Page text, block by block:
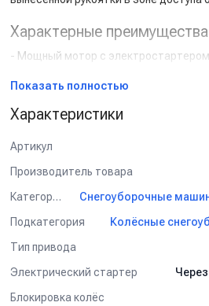
Характерные
- Мощный мотор с электростартером
- 2 регулируемых по высоте полоза на
- Подогреваемые рукоятки.
видимости.
- Привод ходовой части с 6
- Колеса с зимним протектором шин.
- Защита от перегрузки в случае
Комплект поставки:
- 1 снегоочиститель.
- 1 приспособление для очистки
- 1 список запасных частей.
Показать полностью
Характеристики
Артикул
Производитель товара
Категория
Подкатегория
Колёсные
Тип привода
Электрический стартер
Блокировка колёс